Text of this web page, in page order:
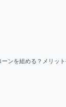
ンを組める？メリッ